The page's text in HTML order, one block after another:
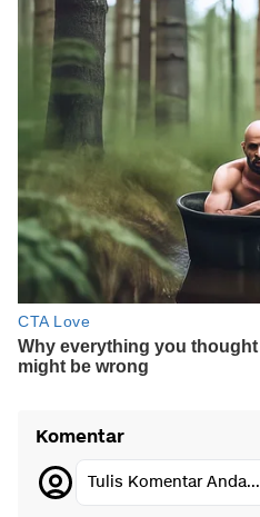
Komentar
Tulis Komentar Anda...